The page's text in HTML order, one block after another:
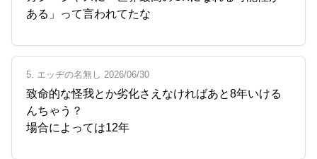
ある」って言われてたな
5. エッヂの名無し 2026/06/30
致命的な怪我とか劣化さえなければあと8年いける
んちゃう？
場合によっては12年